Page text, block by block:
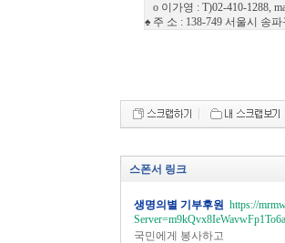
o 이가영 : T)02-410-1288,
♠ 주 소 : 138-749 서울시 송
스폰서 링크
생명의별 기부후원 https://
국민에게 봉사하고